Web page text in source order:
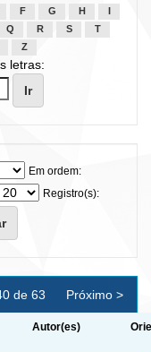
F G H
Q R S
T
Z
letras:
Em ordem:
Registro(s):
de 63 Próximo >
Autor(es)